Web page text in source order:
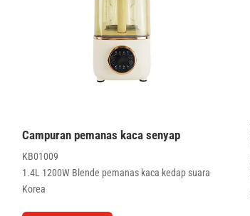
Campuran pemanas kaca senyap
KB01009
1.4L 1200W Blende pemanas kaca kedap suara
Korea